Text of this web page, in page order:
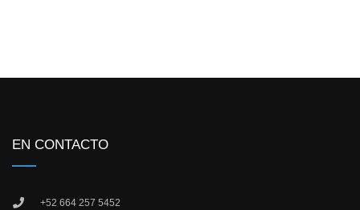
EN CONTACTO
+52 664 257 5452